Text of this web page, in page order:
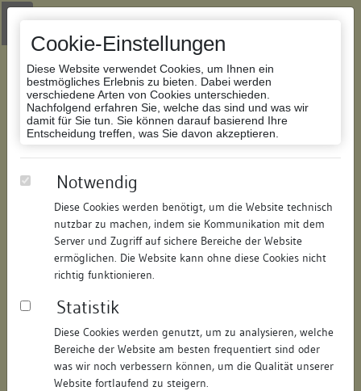
Cookie-Einstellungen
Diese Website verwendet Cookies, um Ihnen ein
bestmögliches Erlebnis zu bieten. Dabei werden
verschiedene Arten von Cookies unterschieden.
Nachfolgend erfahren Sie, welche das sind und was wir
damit für Sie tun. Sie können darauf basierend Ihre
Entscheidung treffen, was Sie davon akzeptieren.
Notwendig
Diese Cookies werden benötigt, um die Website technisch
nutzbar zu machen, indem sie Kommunikation mit dem
Server und Zugriff auf sichere Bereiche der Website
ermöglichen. Die Website kann ohne diese Cookies nicht
richtig funktionieren.
Statistik
Diese Cookies werden genutzt, um zu analysieren, welche
Bereiche der Website am besten frequentiert sind oder
was wir noch verbessern können, um die Qualität unserer
Website fortlaufend zu steigern.
Zur Navigation springen
Zum Inhalt der Website springen
Datenbank Bauforschung/Restaurierung
187923707021/Datum:07.04.2011
Datenbestand:
Bauforschung
Als PDF herunterladen:
Objektdaten
Straße: Rathausplatz
Hausnummer: 18